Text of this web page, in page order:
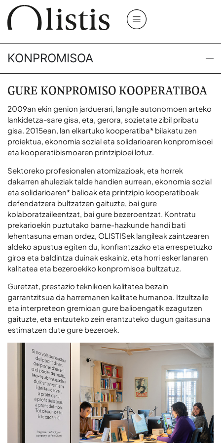
KONPROMISOA
GURE KONPROMISO KOOPERATIBOA
2009an ekin genion jarduerari, langile autonomoen arteko
lankidetza-sare gisa, eta, gerora, sozietate zibil pribatu
gisa. 2015ean, lan elkartuko kooperatiba* bilakatu zen
proiektua, ekonomia sozial eta solidarioaren konpromisoei
eta kooperatibismoaren printzipioei lotuz.
Sektoreko profesionalen atomizazioak, eta horrek
dakarren ahuleziak talde handien aurrean, ekonomia sozial
eta solidarioaren* balioak eta printzipio kooperatiboak
defendatzera bultzatzen gaituzte, bai gure
kolaboratzaileentzat, bai gure bezeroentzat. Kontratu
prekarioekin puztutako barne-hazkunde handi bati
lehentasuna eman ordez, OLISTISek langileak zaintzearen
aldeko apustua egiten du, konfiantzazko eta errespetuzko
giroa eta baldintza duinak eskainiz, eta horri esker lanaren
kalitatea eta bezeroekiko konpromisoa bultzatuz.
Guretzat, prestazio teknikoen kalitatea bezain
garrantzitsua da harremanen kalitate humanoa. Itzultzaile
eta interpreteon gremioan gure balioengatik ezagutzen
gaituzte, eta entzuteko zein erantzuteko dugun gaitasuna
estimatzen dute gure bezeroek.